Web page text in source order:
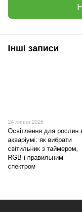
Інші записи
24 липня 2026
Освітлення для рослин
акваріумі: як вибрати
світильник з таймером,
RGB і правильним
спектром